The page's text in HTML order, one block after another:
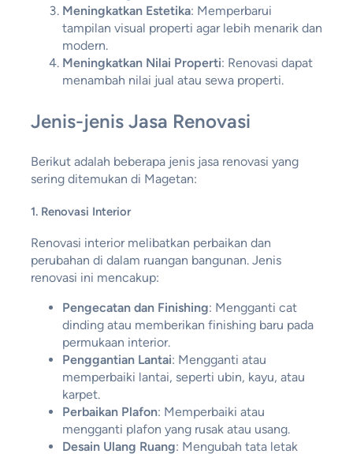
Meningkatkan Estetika: Memperbarui
tampilan visual properti agar lebih menarik dan
modern.
Meningkatkan Nilai Properti: Renovasi dapat
menambah nilai jual atau sewa properti.
Jenis-jenis Jasa Renovasi
Berikut adalah beberapa jenis jasa renovasi yang
sering ditemukan di Magetan:
1. Renovasi Interior
Renovasi interior melibatkan perbaikan dan
perubahan di dalam ruangan bangunan. Jenis
renovasi ini mencakup:
Pengecatan dan Finishing: Mengganti cat
dinding atau memberikan finishing baru pada
permukaan interior.
Penggantian Lantai: Mengganti atau
memperbaiki lantai, seperti ubin, kayu, atau
karpet.
Perbaikan Plafon: Memperbaiki atau
mengganti plafon yang rusak atau usang.
Desain Ulang Ruang: Mengubah tata letak